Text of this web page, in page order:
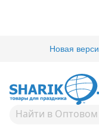
Новая
Товары для
ЗИГЗАГ 19" Металлик
1204-0271А Б/